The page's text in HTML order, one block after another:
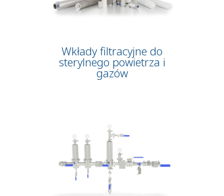
Wkłady filtracyjne do
sterylnego powietrza i
gazów